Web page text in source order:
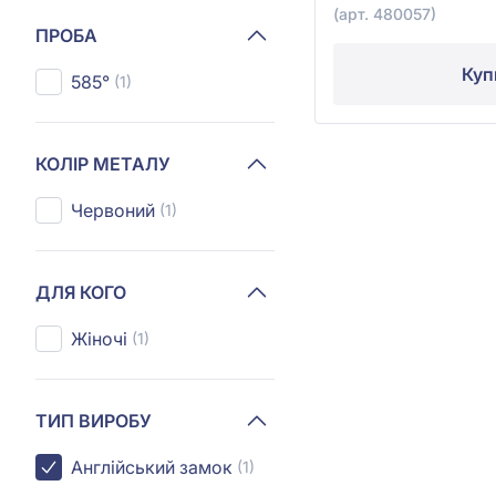
ПРОБА
585° (1)
КОЛІР МЕТАЛУ
Червоний (1)
ДЛЯ КОГО
Жіночі (1)
ТИП ВИРОБУ
Англійський замок (1)
(арт. 480057)